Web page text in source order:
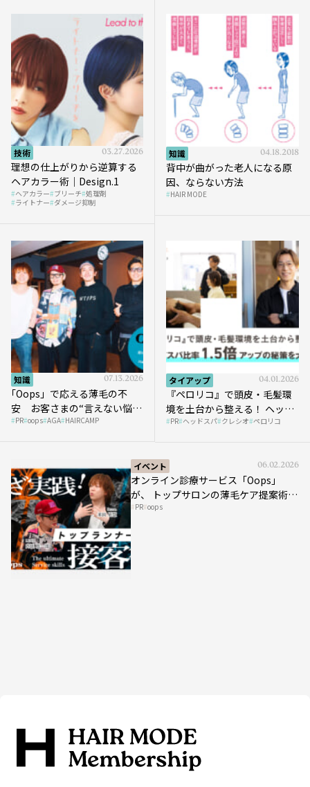
技術 03.27.2026
理想の仕上がりから逆算する
ヘアカラー術｜Design.1
ヘアカラー ブリーチ 処理剤
ライトナー ダメージ抑制
知識 04.18.2018
背中が曲がった老人になる原
因、ならない方法
HAIR MODE
知識 07.13.2026
｢Oops」で応える薄毛の不
安 お客さまの“言えない悩
み”にどう向き合う？ ＃01
PR oops AGA HAIRCAMP
タイアップ 04.01.2026
『ペロリコ』で頭皮・毛髪環
境を土台から整える！ ヘッド
スパ比率1.5倍アップの秘策を
PR ヘッドスパ クレシオ ペロリコ
イベント 06.02.2026
オンライン診療サービス「Oops」
が、 トップサロンの薄毛ケア提案術を
HAIRCAMPで公開！
PR oops